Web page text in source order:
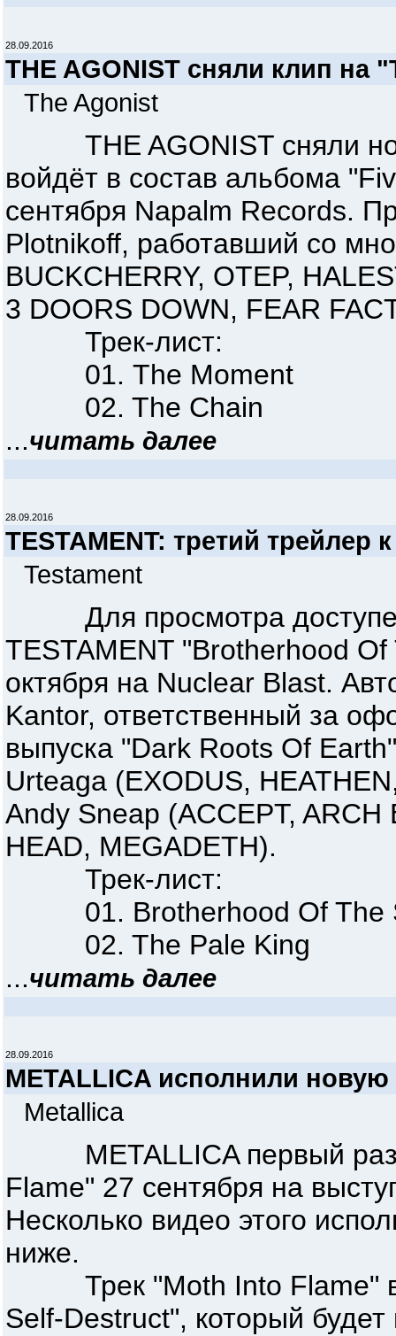
28.09.2016
THE AGONIST сняли клип на
The Agonist
THE AGONIST сняли
войдёт в состав альбома
сентября Napalm Records.
Plotnikoff, работавший со
BUCKCHERRY, OTEP,
3 DOORS DOWN, FEAR
Трек-лист:
01. The Moment
02. The Chain
...читать далее
28.09.2016
TESTAMENT: третий
Testament
Для просмотра доступен
TESTAMENT "Brotherhood
октября на Nuclear Blast.
Kantor, ответственный за
выпуска "Dark Roots Of
Urteaga (EXODUS,
Andy Sneap (ACCEPT,
HEAD, MEGADETH).
Трек-лист:
01. Brotherhood Of The
02. The Pale King
...читать далее
28.09.2016
METALLICA исполнили
Metallica
METALLICA первый раз
Flame" 27 сентября на
Несколько видео этого
ниже.
Трек "Moth Into Flame"
Self-Destruct", который